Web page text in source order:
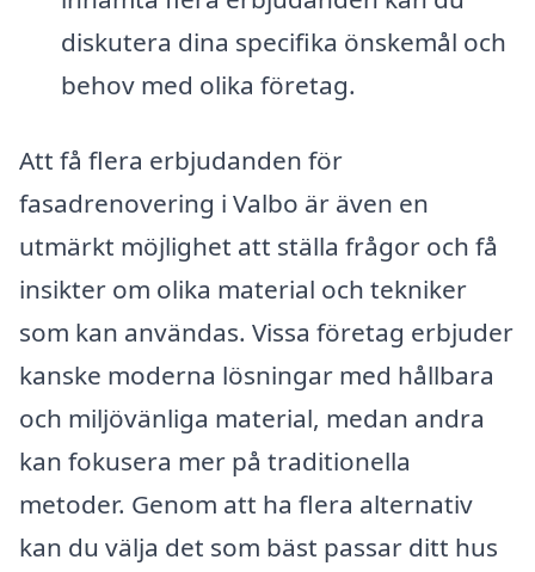
diskutera dina specifika önskemål och
behov med olika företag.
Att få flera erbjudanden för
fasadrenovering i Valbo är även en
utmärkt möjlighet att ställa frågor och få
insikter om olika material och tekniker
som kan användas. Vissa företag erbjuder
kanske moderna lösningar med hållbara
och miljövänliga material, medan andra
kan fokusera mer på traditionella
metoder. Genom att ha flera alternativ
kan du välja det som bäst passar ditt hus